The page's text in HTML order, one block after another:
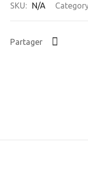
SKU: N/A
Partager